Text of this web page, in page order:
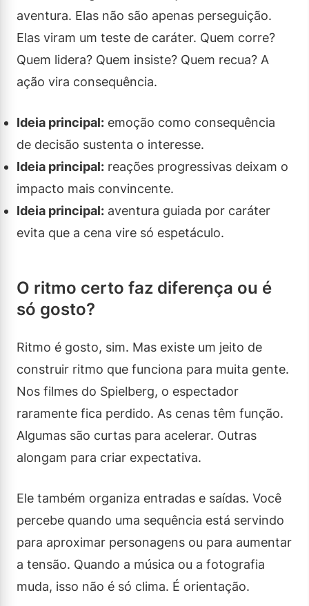
aventura. Elas não são apenas perseguição.
Elas viram um teste de caráter. Quem corre?
Quem lidera? Quem insiste? Quem recua? A
ação vira consequência.
Ideia principal: emoção como consequência
de decisão sustenta o interesse.
Ideia principal: reações progressivas deixam o
impacto mais convincente.
Ideia principal: aventura guiada por caráter
evita que a cena vire só espetáculo.
O ritmo certo faz diferença ou é
só gosto?
Ritmo é gosto, sim. Mas existe um jeito de
construir ritmo que funciona para muita gente.
Nos filmes do Spielberg, o espectador
raramente fica perdido. As cenas têm função.
Algumas são curtas para acelerar. Outras
alongam para criar expectativa.
Ele também organiza entradas e saídas. Você
percebe quando uma sequência está servindo
para aproximar personagens ou para aumentar
a tensão. Quando a música ou a fotografia
muda, isso não é só clima. É orientação.